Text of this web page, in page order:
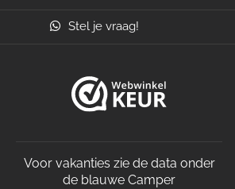
Stel je vraag!
Voor vakanties zie de data onder
de blauwe Camper